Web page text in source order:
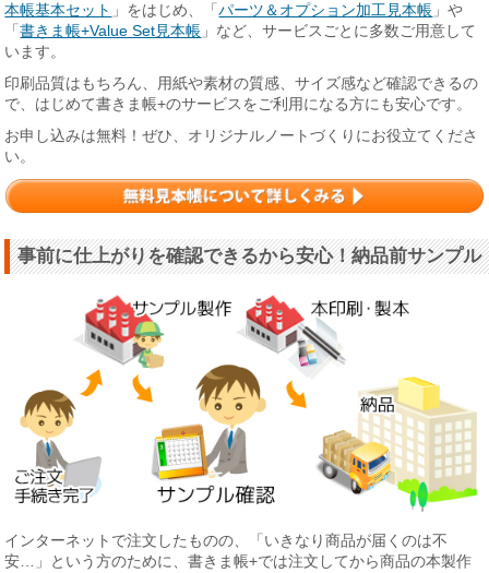
本帳基本セット 」をはじめ、「パーツ＆オプション加工見本帳 」や
「書きま帳+Value Set見本帳 」など、サービスごとに多数ご用意して
います。
印刷品質はもちろん、用紙や素材の質感、サイズ感など確認できるの
で、はじめて書きま帳+のサービスをご利用になる方にも安心です。
お申し込みは無料！ぜひ、オリジナルノートづくりにお役立てくださ
い。
事前に仕上がりを確認できるから安心！納品前サンプル
インターネットで注文したものの、「いきなり商品が届くのは不
安…」という方のために、書きま帳+では注文してから商品の本製作